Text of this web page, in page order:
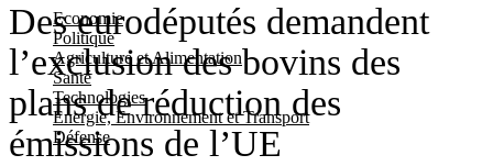
Economie
Politique
Agriculture et Alimentation
Santé
Technologies
Energie, Environnement et Transport
Défense
Des eurodéputés demandent
l’exclusion des bovins des
plans de réduction des
émissions de l’UE